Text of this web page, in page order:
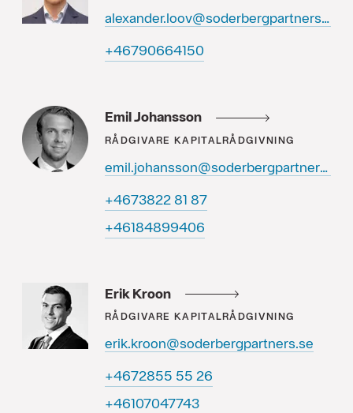
alexander.loov@soderbergpartners.se
05146609764+
Emil Johansson
RÅDGIVARE KAPITALRÅDGIVNING
emil.johansson@soderbergpartners.se
78 18 2283764+
60499848164+
Erik Kroon
RÅDGIVARE KAPITALRÅDGIVNING
erik.kroon@soderbergpartners.se
62 55 5582764+
34774070164+